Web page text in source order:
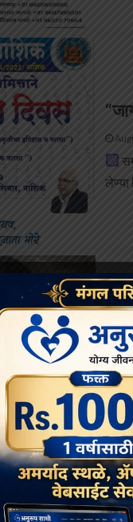
लेण्या
यांची